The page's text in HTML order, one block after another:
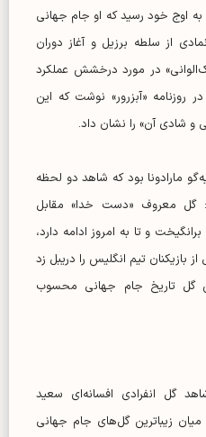
به اوج خود رسید که او جام جهانی
از سلطه برزیل و آغاز دوران
در مورد درخشش عملکرد
در روزنامه «آبزرور» نوشت که این
و شادی آن» را نشان داد.
جام دیه‌گو مارادونا بود که شاهد دو لحظه
گل معروف «دست خدا» مقابل
و تا به امروز ادامه دارد،
بازیکنان تیم انگلیس را دریبل زد
گل تاریخ جام جهانی محسوب
جهان شاهد گل انفرادی افسانه‌ای سعید
میان زیباترین گل‌های جام جهانی